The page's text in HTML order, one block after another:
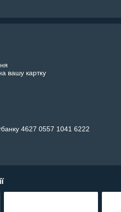
вашу картку
4627 0557 1041 6222